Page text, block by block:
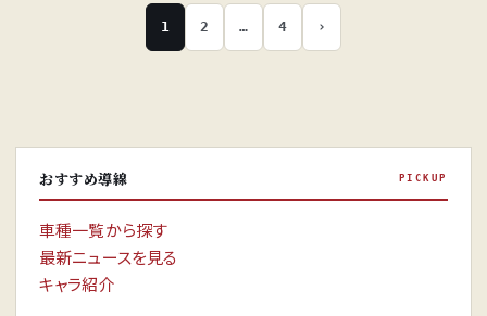
1 2 … 4 ›
おすすめ導線 PICKUP
車種一覧から探す
最新ニュースを見る
キャラ紹介